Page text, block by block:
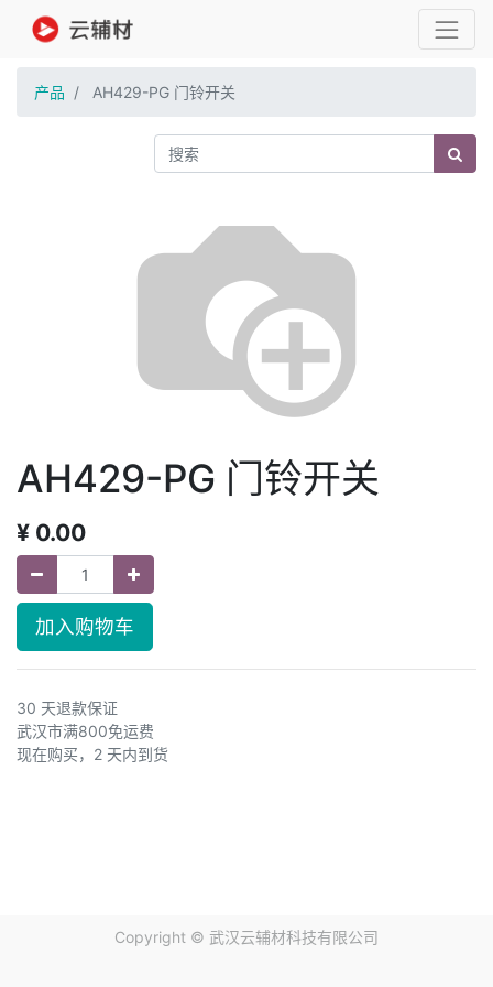
产品 AH429-PG 门铃开关
AH429-PG 门铃开关
¥ 0.00
加入购物车
30 天退款保证
武汉市满800免运费
现在购买，2 天内到货
Copyright © 武汉云辅材科技有限公司